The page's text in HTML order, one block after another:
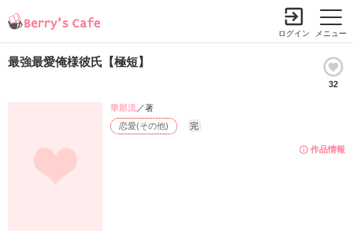
メニュー
ログイン
最強最愛俺様彼氏【極短】
32
作品情報
恋愛(その他) 完
華那流 ／著